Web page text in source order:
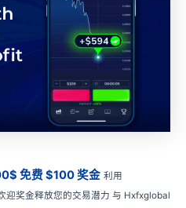
免费 $100 奖金 利用
迎奖金释放您的交易潜力 与 Hxfxglobal